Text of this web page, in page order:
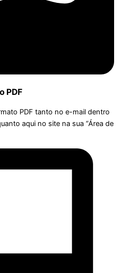
PDF
PDF tanto no e-mail dentro
aqui no site na sua “Área de